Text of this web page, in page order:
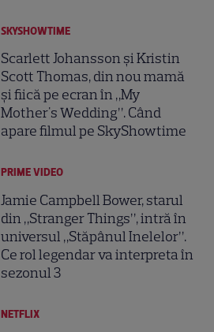
SKYSHOWTIME
Scarlett Johansson și Kristin
Scott Thomas, din nou mamă
și fiică pe ecran în „My
Mother's Wedding”. Când
apare filmul pe SkyShowtime
PRIME VIDEO
Jamie Campbell Bower, starul
din „Stranger Things”, intră în
universul „Stăpânul Inelelor”.
Ce rol legendar va interpreta în
sezonul 3
NETFLIX